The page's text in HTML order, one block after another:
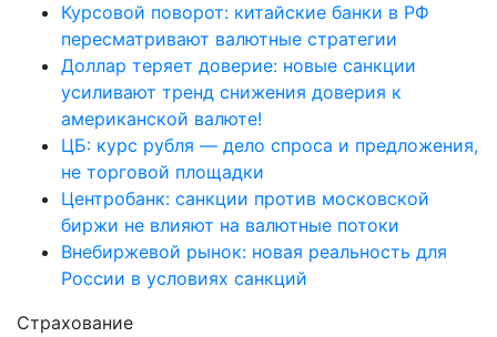
Курсовой поворот: китайские банки в РФ
пересматривают валютные стратегии
Доллар теряет доверие: новые санкции
усиливают тренд снижения доверия к
американской валюте!
ЦБ: курс рубля — дело спроса и предложения,
не торговой площадки
Центробанк: санкции против московской
биржи не влияют на валютные потоки
Внебиржевой рынок: новая реальность для
России в условиях санкций
Страхование